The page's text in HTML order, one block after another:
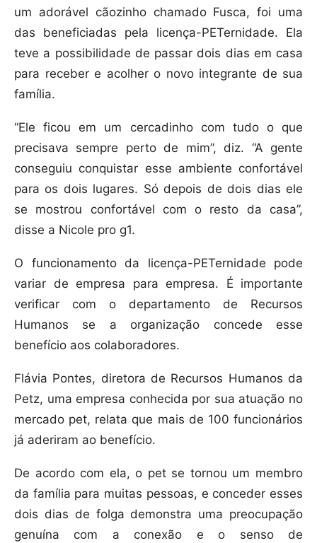
um adorável cãozinho chamado Fusca, foi uma
das beneficiadas pela licença-PETernidade. Ela
teve a possibilidade de passar dois dias em casa
para receber e acolher o novo integrante de sua
família.
“Ele ficou em um cercadinho com tudo o que
precisava sempre perto de mim”, diz. “A gente
conseguiu conquistar esse ambiente confortável
para os dois lugares. Só depois de dois dias ele
se mostrou confortável com o resto da casa”,
disse a Nicole pro g1.
O funcionamento da licença-PETernidade pode
variar de empresa para empresa. É importante
verificar com o departamento de Recursos
Humanos se a organização concede esse
benefício aos colaboradores.
Flávia Pontes, diretora de Recursos Humanos da
Petz, uma empresa conhecida por sua atuação no
mercado pet, relata que mais de 100 funcionários
já aderiram ao benefício.
De acordo com ela, o pet se tornou um membro
da família para muitas pessoas, e conceder esses
dois dias de folga demonstra uma preocupação
genuína com a conexão e o senso de